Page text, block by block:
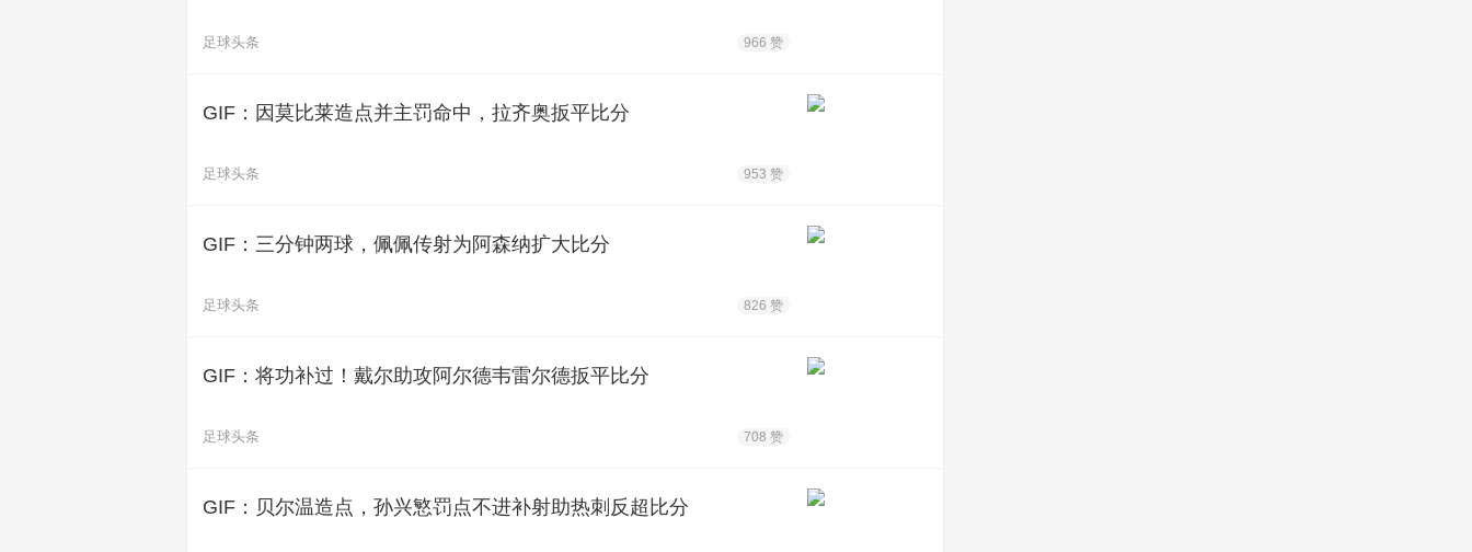
足球头条 966 赞
GIF：因莫比莱造点并主罚命中，拉齐奥扳平比分
足球头条 953 赞
GIF：三分钟两球，佩佩传射为阿森纳扩大比分
足球头条 826 赞
GIF：将功补过！戴尔助攻阿尔德韦雷尔德扳平比分
足球头条 708 赞
GIF：贝尔温造点，孙兴慜罚点不进补射助热刺反超比分